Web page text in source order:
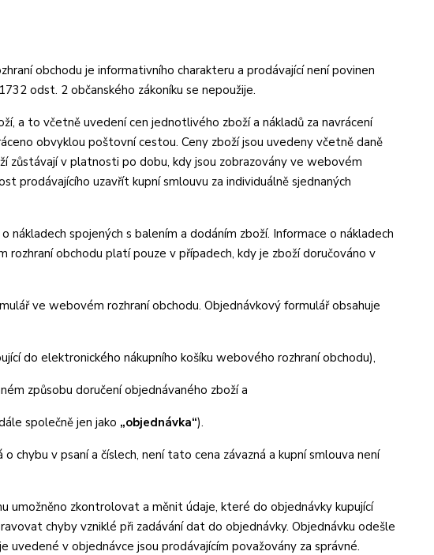
obchodu je informativního charakteru a prodávající není povinen
odst. 2 občanského zákoníku se nepoužije.
a to včetně uvedení cen jednotlivého zboží a nákladů za navrácení
obvyklou poštovní cestou. Ceny zboží jsou uvedeny včetně daně
zůstávají v platnosti po dobu, kdy jsou zobrazovány ve webovém
prodávajícího uzavřít kupní smlouvu za individuálně sjednaných
spojených s balením a dodáním zboží. Informace o nákladech
obchodu platí pouze v případech, kdy je zboží doručováno v
ve webovém rozhraní obchodu. Objednávkový formulář obsahuje
do elektronického nákupního košíku webového rozhraní obchodu),
způsobu doručení objednávaného zboží a
společně jen jako „objednávka“).
chybu v psaní a číslech, není tato cena závazná a kupní smlouva není
zkontrolovat a měnit údaje, které do objednávky kupující
chyby vzniklé při zadávání dat do objednávky. Objednávku odešle
uvedené v objednávce jsou prodávajícím považovány za správné.